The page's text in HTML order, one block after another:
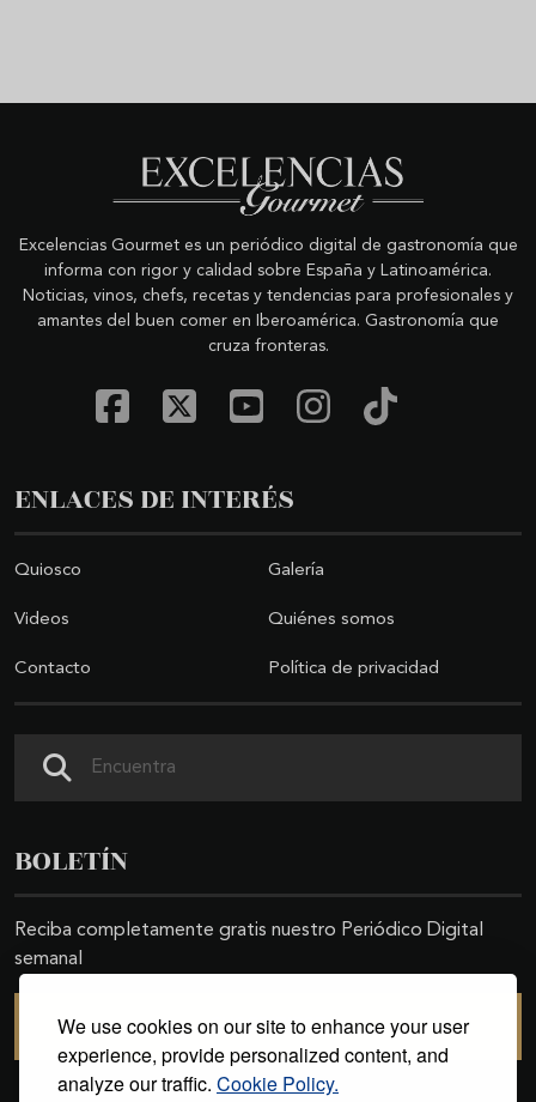
We use cookies on our site to enhance your user
experience, provide personalized content, and
analyze our traffic. Cookie Policy.
Excelencias Gourmet es un periódico digital de gastronomía que
informa con rigor y calidad sobre España y Latinoamérica.
Noticias, vinos, chefs, recetas y tendencias para profesionales y
amantes del buen comer en Iberoamérica. Gastronomía que
cruza fronteras.
ENLACES DE INTERÉS
Quiosco Galería
Videos Quiénes somos
Contacto Política de privacidad
BOLETÍN
Reciba completamente gratis nuestro Periódico Digital
semanal
SUSCRIBIRSE